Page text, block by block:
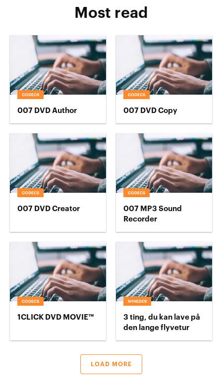
Most read
CODECS
007 DVD Author
CODECS
007 DVD Copy
CODECS
007 DVD Creator
CODECS
007 MP3 Sound
Recorder
CODECS
1CLICK DVD MOVIE™
NYHEDER
3 ting, du kan lave på
den lange flyvetur
LOAD MORE